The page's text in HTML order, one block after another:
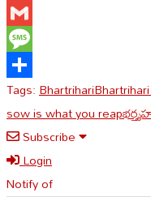
Messenger
Gmail
Message
Share
Tags:Bhartrihari
sow is what you reap
Subscribe
Login
Notify of